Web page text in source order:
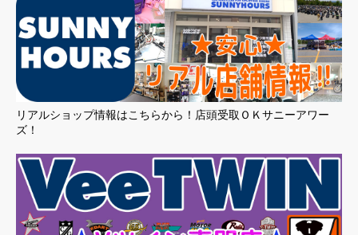
リアルショップ情報はこちらから！店頭受取ＯＫサニーアワー
ズ！